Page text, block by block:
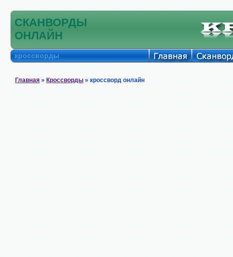
СКАНВОРДЫ
ОНЛАЙН
кроссворды
Главная » Кроссворды » кроссворд онлайн